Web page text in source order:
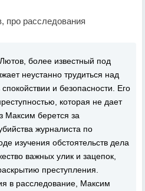
про расследования
более известный под
неустанно трудиться над
и безопасности. Его
которая не дает
Максим берется за
журналиста по
изучения обстоятельств дела
важных улик и зацепок,
преступления.
в расследование, Максим